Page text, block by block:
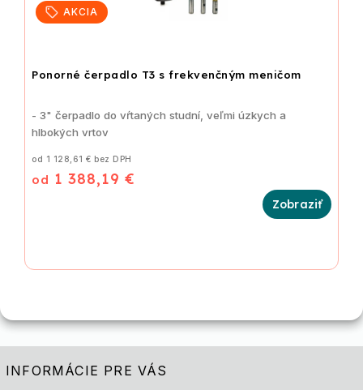
AKCIA
Ponorné čerpadlo T3 s frekvenčným meničom
od 1 128,61 € bez DPH
od 1 388,19 €
- 3" čerpadlo do vŕtaných studní, veľmi úzkych a
hlbokých vrtov
INFORMÁCIE PRE VÁS